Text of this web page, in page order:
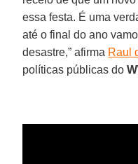
essa festa. É uma
até o final do ano
desastre,” afirma Raul
políticas públicas do